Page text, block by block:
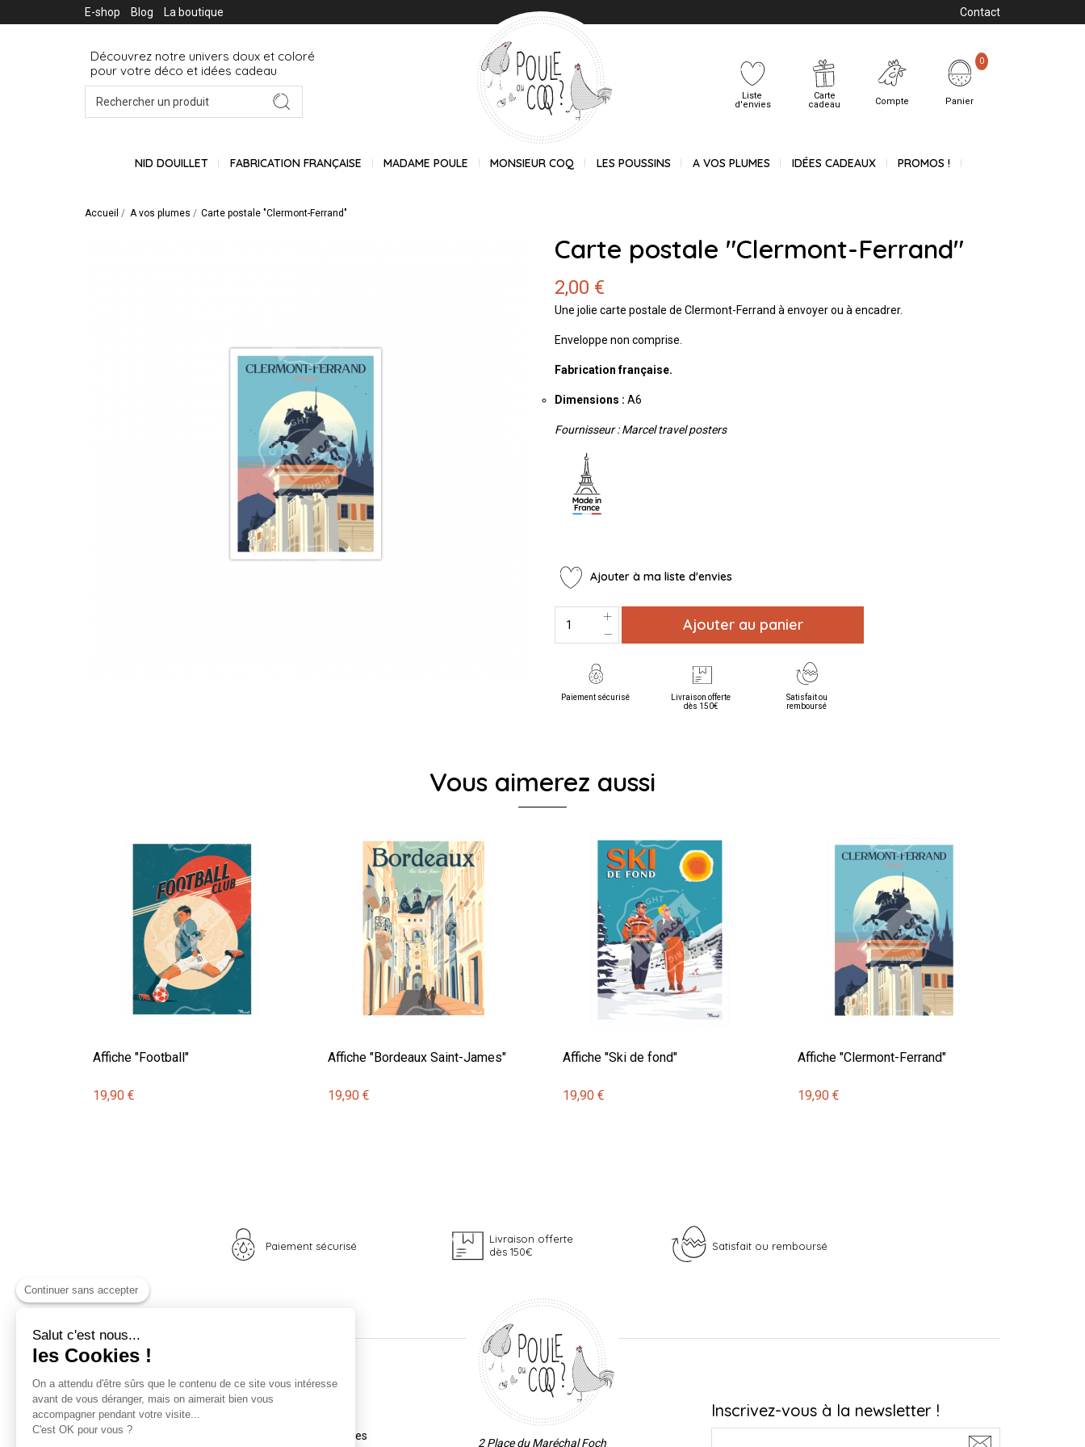
E-shop Blog La boutique Contact
Découvrez notre univers doux et coloré
pour votre déco et idées cadeau
Liste
d'envies
Carte
cadeau
Compte Panier
0
NID DOUILLET FABRICATION FRANÇAISE MADAME POULE MONSIEUR COQ LES POUSSINS A VOS PLUMES IDÉES CADEAUX PROMOS !
Accueil A vos plumes Carte postale "Clermont-Ferrand"
Carte postale "Clermont-Ferrand"
2,00 €
Une jolie carte postale de Clermont-Ferrand à envoyer ou à encadrer.
Enveloppe non comprise.
Fabrication française.
Dimensions : A6
Fournisseur : Marcel travel posters
Ajouter à ma liste d'envies
Ajouter au panier
Paiement sécurisé
Livraison offerte
dès 150€
Satisfait ou
remboursé
Vous aimerez aussi
Affiche "Football"
19,90 €
Affiche "Bordeaux Saint-James"
19,90 €
Affiche "Ski de fond"
19,90 €
Affiche "Clermont-Ferrand"
19,90 €
Paiement sécurisé
Livraison offerte
dès 150€
Satisfait ou remboursé
Nos univers
Nid douillet
Madame Poule
Monsieur Coq
Informations
La boutique
Coordonnées et horaires
2 Place du Maréchal Foch
Inscrivez-vous à la newsletter !
Continuer sans accepter
Salut c'est nous...
les Cookies !
On a attendu d'être sûrs que le contenu de ce site vous intéresse
avant de vous déranger, mais on aimerait bien vous
accompagner pendant votre visite...
C'est OK pour vous ?